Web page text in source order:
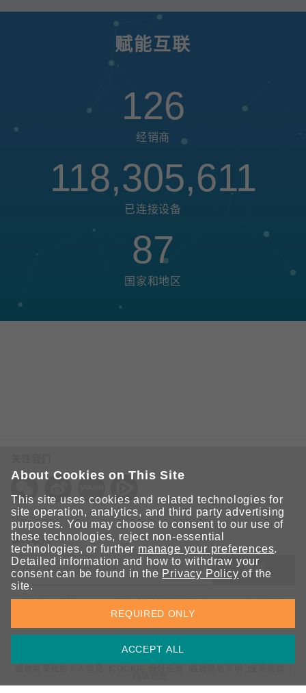
赋能互联
126
经销商
118,305,611
已连接设备
87
国家和地区
保持联系
提交
欢迎注册，获取 Moxa 解决方案的最新资讯。Moxa 充分尊重
您的隐私，绝不会透露您的邮箱信息。
About Cookies on This Site
This site uses cookies and related technologies for
site operation, analytics, and third party advertising
purposes. You may choose to consent to our use of
these technologies, reject non-essential
technologies, or further manage your preferences.
Detailed information and how to withdraw your
consent can be found in the Privacy Policy of the
site.
ACCEPT ALL
REQUIRED ONLY